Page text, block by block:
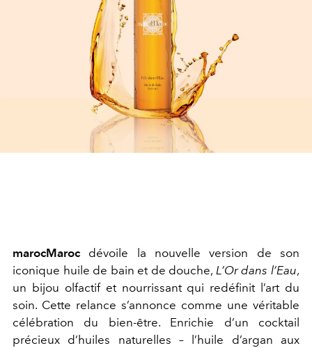
marocMaroc
dévoile la nouvelle version de son
iconique huile de bain et de douche, L’Or dans l’Eau,
un bijou olfactif et nourrissant qui redéfinit l’art du
soin. Cette relance s’annonce comme une véritable
célébration du bien-être. Enrichie d’un cocktail
précieux d’huiles naturelles – l’huile d’argan aux